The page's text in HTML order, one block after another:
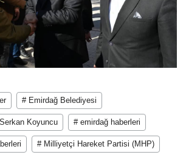
# Emirdağ Belediyesi
Koyuncu # emirdağ haberleri
# Milliyetçi Hareket Partisi (MHP)